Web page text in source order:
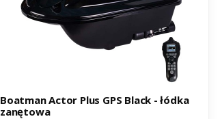
Boatman Actor Plus GPS Black - łódka
zanętowa